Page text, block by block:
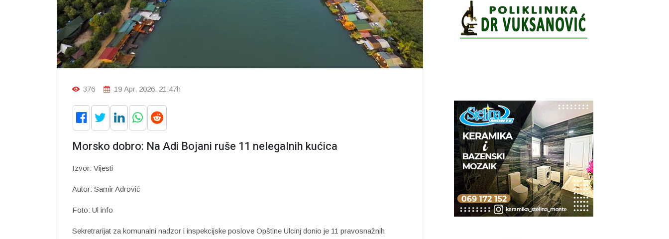
376 19 Apr, 2026. 21:47h
Morsko dobro: Na Adi Bojani ruše 11 nelegalnih kućica
Izvor: Vijesti
Autor: Samir Adrović
Foto: Ul info
Sekretrarijat za komunalni nadzor i inspekcijske poslove Opštine Ulcinj donio je 11 pravosnažnih